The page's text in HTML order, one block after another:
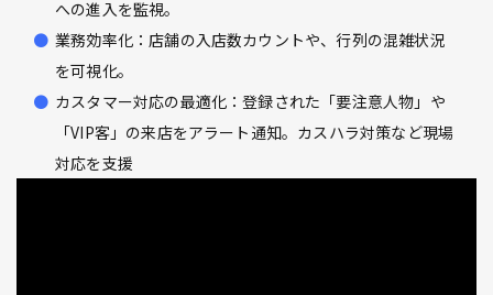
への進入を監視。
業務効率化：店舗の入店数カウントや、行列の混雑状況
を可視化。
カスタマー対応の最適化：登録された「要注意人物」や
「VIP客」の来店をアラート通知。カスハラ対策など現場
対応を支援